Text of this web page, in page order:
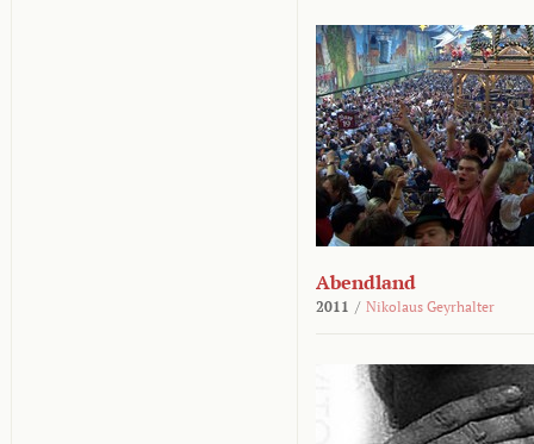
Abendland
2011 / Nikolaus Geyrhalter